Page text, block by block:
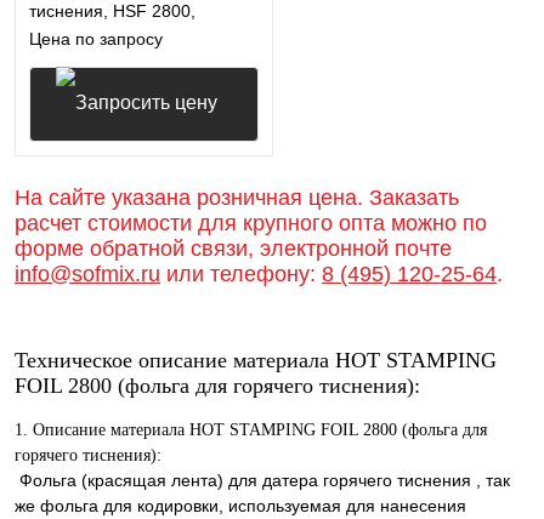
тиснения, HSF 2800,
40мм*305м, вт25.4, IN,
чёрная
Цена по запросу
На сайте указана розничная цена. Заказать
расчет стоимости для крупного опта можно по
форме обратной связи, электронной почте
info@sofmix.ru или телефону: 8 (495) 120-25-64.
Техническое описание материала HOT STAMPING
FOIL 2800 (фольга для горячего тиснения):
1. Описание материала HOT STAMPING FOIL 2800 (фольга для
горячего тиснения):
Фольга (красящая лента) для датера горячего тиснения , так
же фольга для кодировки, используемая для нанесения